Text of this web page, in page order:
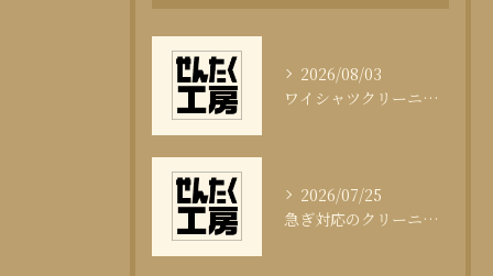
2026/08/03
ワイシャツクリーニング頻度と清潔感の科学
2026/07/25
急ぎ対応のクリーニング即日サービスの秘訣